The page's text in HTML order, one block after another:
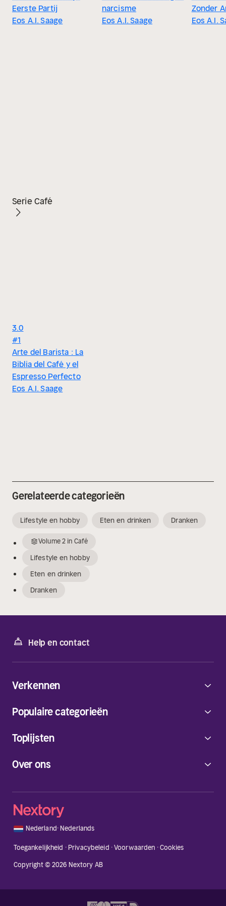
Eerste Partij
Eos A.I. Saage
narcisme
Eos A.I. Saage
Zonder
Eos A.I.
Serie Café
3.0
#1
Arte del Barista : La
Biblia del Café y el
Espresso Perfecto
Eos A.I. Saage
Gerelateerde categorieën
Lifestyle en hobby Eten en drinken Dranken
Volume2 in Café
Lifestyle en hobby
Eten en drinken
Dranken
Help en contact
Over ons
Verkennen
Populaire categorieën
Toplijsten
🇳🇱 Nederland·Nederlands
Toegankelijkheid ·Privacybeleid ·Voorwaarden ·Cookies
Copyright © 2026 Nextory AB